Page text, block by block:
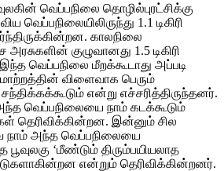
வெப்பநிலை தொழில்புரட்சிக்கு
வெப்பநிலையிலிருந்து 1.1 டிகிரி
காலநிலை
குழுவானது 1.5 டிகிரி
வெப்பநிலை மீறக்கூடாது அப்படி
விளைவாக பெரும்
என்று எச்சரித்திருந்தனர்.
வெப்பநிலையை நாம் கடக்கூடும்
தெரிவிக்கின்றன. இன்னும் சில
அந்த வெப்பநிலையை
பூவுலகு ‘மீண்டும் திரும்பயியலாத
என்றும் தெரிவிக்கின்றனர்.